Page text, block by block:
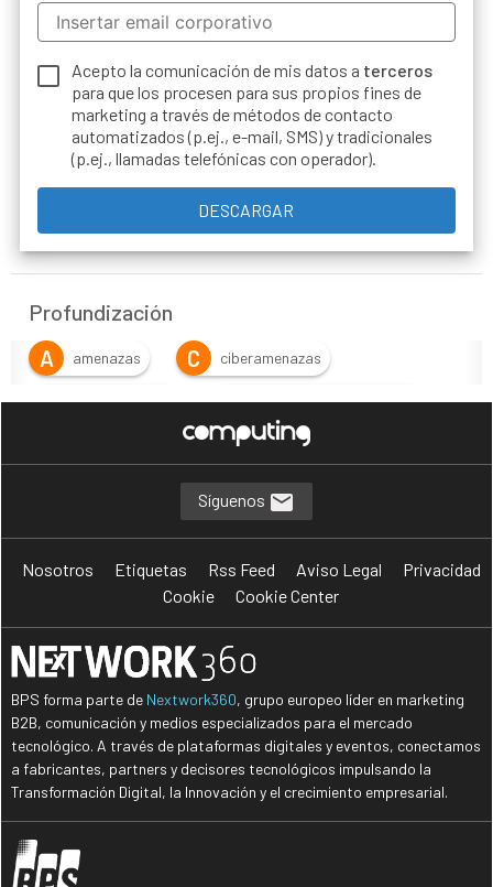
Acepto la comunicación de mis datos a terceros
para que los procesen para sus propios fines de
marketing a través de métodos de contacto
automatizados (p.ej., e-mail, SMS) y tradicionales
(p.ej., llamadas telefónicas con operador).
Profundización
A
amenazas C ciberamenazas
C ciberseguridad C Cyber Threat Intelligente
Inteligencia
T TI
Síguenos
Nosotros Etiquetas Rss Feed Aviso Legal
Privacidad
Cookie
Cookie Center
BPS forma parte de Nextwork360, grupo europeo líder en marketing
B2B, comunicación y medios especializados para el mercado
tecnológico. A través de plataformas digitales y eventos, conectamos
a fabricantes, partners y decisores tecnológicos impulsando la
Transformación Digital, la Innovación y el crecimiento empresarial.